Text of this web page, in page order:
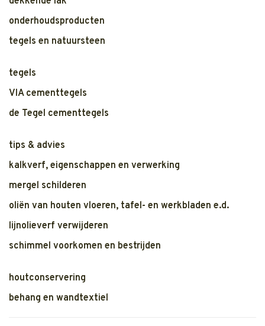
onderhoudsproducten
tegels en natuursteen
tegels
VIA cementtegels
de Tegel cementtegels
tips & advies
kalkverf, eigenschappen en verwerking
mergel schilderen
oliën van houten vloeren, tafel- en werkbladen e.d.
lijnolieverf verwijderen
schimmel voorkomen en bestrijden
houtconservering
behang en wandtextiel